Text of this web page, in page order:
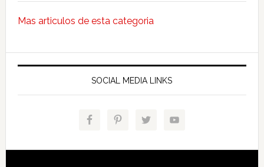
Mas articulos de esta categoria
SOCIAL MEDIA LINKS